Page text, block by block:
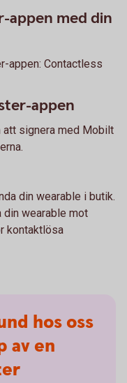
appen med din
appen: Contactless
appen
att signera med Mobilt
din wearable i butik.
din wearable mot
kontaktlösa
hos oss
av en